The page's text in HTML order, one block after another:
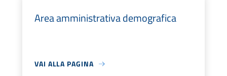
Area amministrativa demografica
VAI ALLA PAGINA